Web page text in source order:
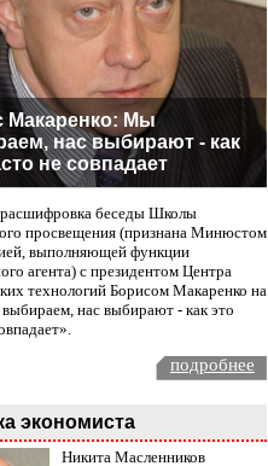
Макаренко: Мы
нас выбирают - как
не совпадает
расшифровка беседы Школы
просвещения (признана Минюстом
выполняющей функции
агента) с президентом Центра
технологий Борисом Макаренко на
нас выбирают - как это
подробнее
экономиста
Никита Масленников